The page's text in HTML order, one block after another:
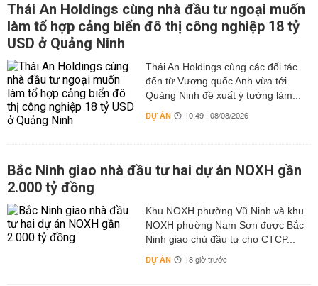
Thái An Holdings cùng nhà đầu tư ngoại muốn
làm tổ hợp cảng biển đô thị công nghiệp 18 tỷ
USD ở Quảng Ninh
Thái An Holdings cùng các đối tác
đến từ Vương quốc Anh vừa tới
Quảng Ninh đề xuất ý tưởng làm...
DỰ ÁN 10:49 | 08/08/2026
Bắc Ninh giao nhà đầu tư hai dự án NOXH gần
2.000 tỷ đồng
Khu NOXH phường Vũ Ninh và khu
NOXH phường Nam Sơn được Bắc
Ninh giao chủ đầu tư cho CTCP...
DỰ ÁN 18 giờ trước